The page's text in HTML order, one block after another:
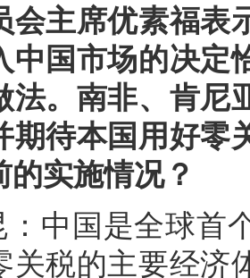
会主席优素福表
中国市场的决定
法。南非、肯尼
期待本国用好零
的实施情况？
：中国是全球首
关税的主要经济